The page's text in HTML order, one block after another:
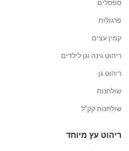
ספסלים
פרגולות
קמין עצים
ריהוט גינה וגן לילדים
ריהוט גן
שולחנות
שולחנות קק"ל
ריהוט עץ מיוחד